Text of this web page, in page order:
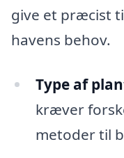
give et præcist
havens behov.
Type af
kræver
metoder til